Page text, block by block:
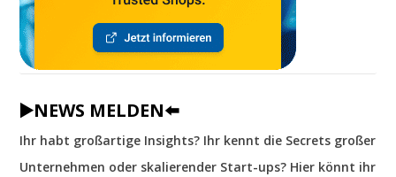
▶️NEWS MELDEN⬅️
Ihr habt großartige Insights? Ihr kennt die Secrets großer
Unternehmen oder skalierender Start-ups? Hier könnt ihr